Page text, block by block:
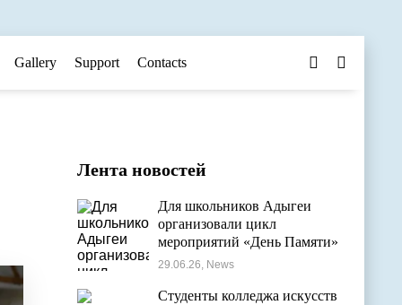
Gallery Support Contacts
Лента новостей
Для школьников Адыгеи
организовали цикл
мероприятий «День Памяти»
29.06.26, News
Студенты колледжа искусств